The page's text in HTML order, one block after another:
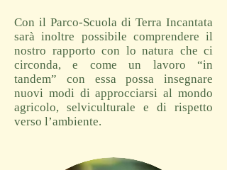
Con il Parco-Scuola di Terra Incantata
sarà inoltre possibile comprendere il
nostro rapporto con lo natura che ci
circonda, e come un lavoro “in
tandem” con essa possa insegnare
nuovi modi di approcciarsi al mondo
agricolo, selviculturale e di rispetto
verso l’ambiente.